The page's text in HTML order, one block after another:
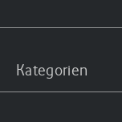
Kategorien